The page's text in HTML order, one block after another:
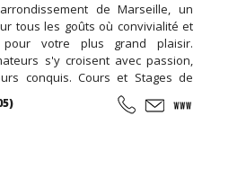
de Marseille, un
tous les goûts où convivialité et
votre plus grand plaisir.
s'y croisent avec passion,
conquis. Cours et Stages de
enfants, ados et adultes ...